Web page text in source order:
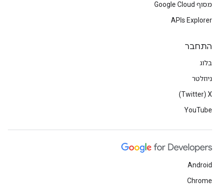
מסוף Google Cloud
APIs Explorer
התחבר
בלוג
ניוזלטר
X‏ (Twitter)
YouTube
Android
Chrome